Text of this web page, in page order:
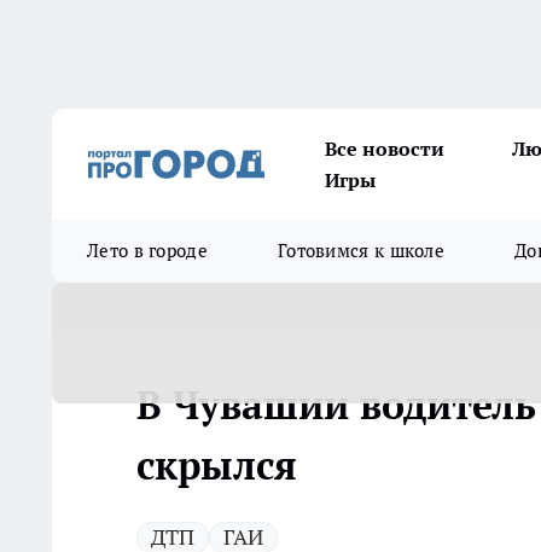
Все новости
Игры
Лето в городе Готовимся к школе
В Чувашии
скрылся
ДТП ГАИ